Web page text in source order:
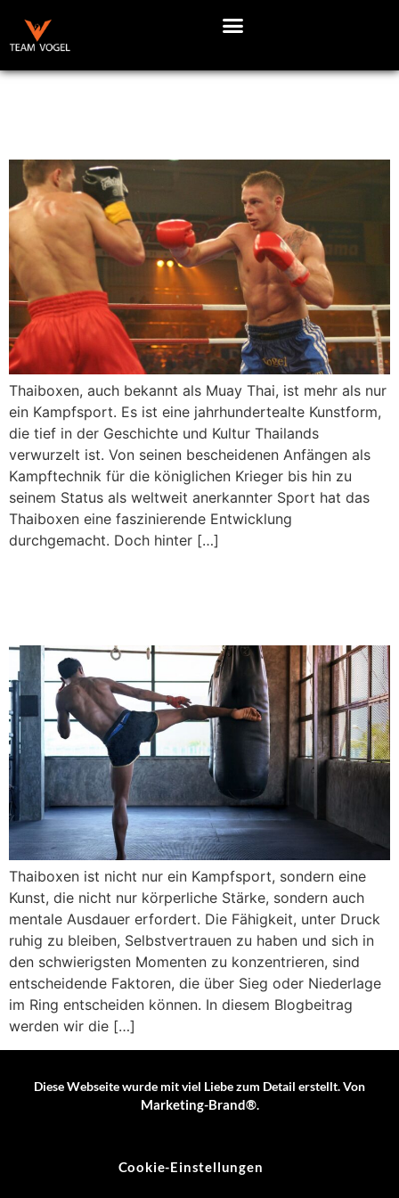
Thaiboxen, auch bekannt als Muay Thai, ist mehr als nur
ein Kampfsport. Es ist eine jahrhundertealte Kunstform,
die tief in der Geschichte und Kultur Thailands
verwurzelt ist. Von seinen bescheidenen Anfängen als
Kampftechnik für die königlichen Krieger bis hin zu
seinem Status als weltweit anerkannter Sport hat das
Thaiboxen eine faszinierende Entwicklung
durchgemacht. Doch hinter […]
Thaiboxen ist nicht nur ein Kampfsport, sondern eine
Kunst, die nicht nur körperliche Stärke, sondern auch
mentale Ausdauer erfordert. Die Fähigkeit, unter Druck
ruhig zu bleiben, Selbstvertrauen zu haben und sich in
den schwierigsten Momenten zu konzentrieren, sind
entscheidende Faktoren, die über Sieg oder Niederlage
im Ring entscheiden können. In diesem Blogbeitrag
werden wir die […]
Diese Webseite wurde mit viel Liebe zum Detail erstellt. Von
Marketing-Brand®.
Cookie-Einstellungen